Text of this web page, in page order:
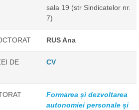
sala 19 (str Sindicatelor nr.
7)
RUS Ana
DE
CV
Formarea și dezvoltarea
autonomiei personale și